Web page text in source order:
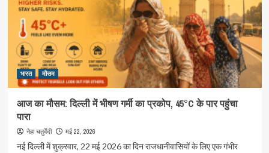
प्रदेश
अत्यधिक
गर्म
मौसम
बारे
में
पढ़ें
भारत मौसम
आज का मौसम: दिल्ली में भीषण गर्मी का प्रकोप, 45°C के पार पहुंचा
पारा
नेहा चतुर्वेदी मई 22, 2026
नई दिल्ली में शुक्रवार, 22 मई 2026 का दिन राजधानीवासियों के लिए एक गंभीर